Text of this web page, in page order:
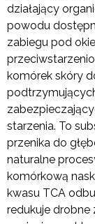
działający
powodu
zabiegu pod
komórek skóry
starzenia. To
przenika do
naturalne
komórkową
kwasu TCA
redukuje